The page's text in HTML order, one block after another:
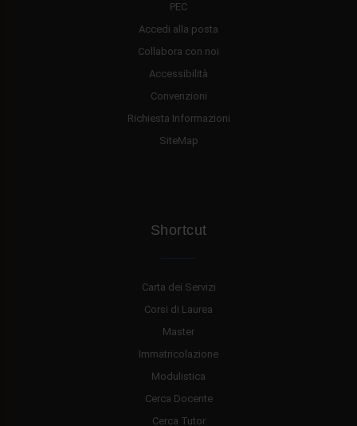
PEC
Accedi alla posta
Collabora con noi
Accessibilità
Convenzioni
Richiesta Informazioni
SiteMap
Shortcut
Carta dei Servizi
Corsi di Laurea
Master
Immatricolazione
Modulistica
Cerca Docente
Cerca Tutor